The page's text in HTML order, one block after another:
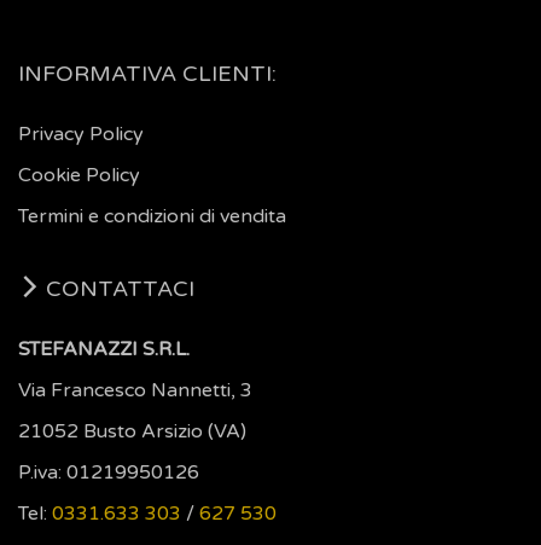
INFORMATIVA CLIENTI:
Privacy Policy
Cookie Policy
Termini e condizioni di vendita
CONTATTACI
STEFANAZZI S.R.L.
Via Francesco Nannetti, 3
21052 Busto Arsizio (VA)
P.iva: 01219950126
Tel: 0331.633 303 / 627 530